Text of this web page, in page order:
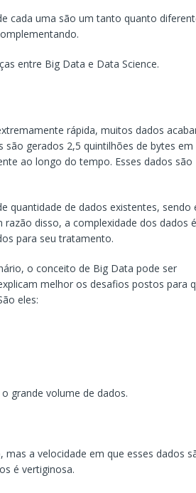
cada uma são um tanto quanto
entre Big Data e Data Science.
rápida, muitos dados
gerados 2,5 quintilhões de bytes em
ao longo do tempo. Esses dados são
quantidade de dados existentes, sendo
disso, a complexidade dos dados é
para seu tratamento.
o conceito de Big Data pode ser
melhor os desafios postos para
eles:
grande volume de dados.
a velocidade em que esses dados
é vertiginosa.